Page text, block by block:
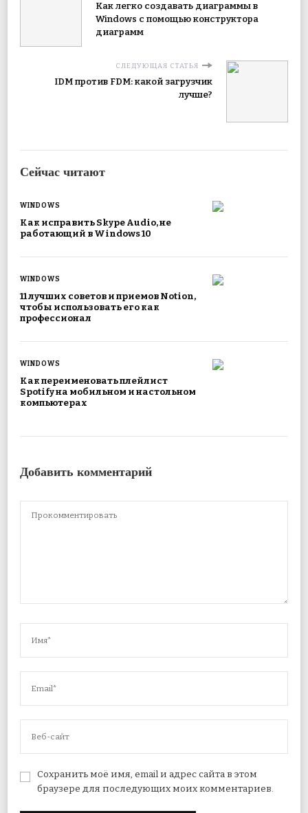
Как легко создавать диаграммы в
Windows с помощью конструктора
диаграмм
СЛЕДУЮЩАЯ СТАТЬЯ
IDM против FDM: какой загрузчик
лучше?
Сейчас читают
WINDOWS
Как исправить Skype Audio, не
работающий в Windows 10
WINDOWS
11 лучших советов и приемов Notion,
чтобы использовать его как
профессионал
WINDOWS
Как переименовать плейлист
Spotify на мобильном и настольном
компьютерах
Добавить комментарий
Сохранить моё имя, email и адрес сайта в этом
браузере для последующих моих комментариев.